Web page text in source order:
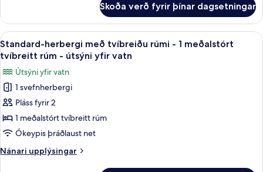
meðalstórt
tvíbreitt
rúm
-
fjallasýn
herbergi
með
tvíbreiðu
rúmi
meðalstórt
tvíbreitt
rúm
-
fjallasýn
Skoða verð fyrir þínar dagsetningar
Skoða
allar
myndir
fyrir
Standard-
herbergi
með
tvíbreiðu
rúmi
-
Myrkratjöld/-gardínur,
12
Standard-herbergi með tvíbreiðu rúmi - 1 meðalstórt
tvíbreitt rúm - útsýni yfir vatn
Útsýni yfir vatn
1 svefnherbergi
Pláss fyrir 2
1 meðalstórt tvíbreitt rúm
Ókeypis þráðlaust net
Nánari upplýsingar
Nánari